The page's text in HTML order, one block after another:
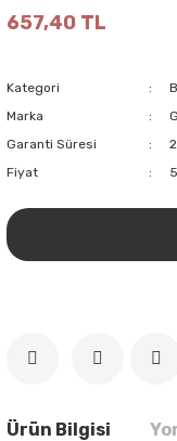
657,40 TL
Kategori
Marka
Garanti Süresi
Fiyat
Ürün Bilgisi